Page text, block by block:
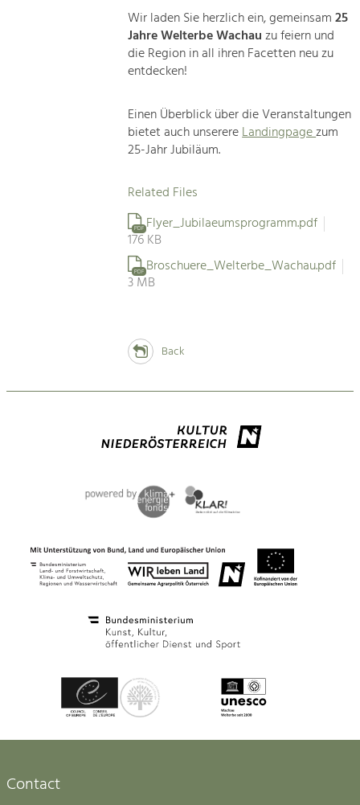
Wir laden Sie herzlich ein, gemeinsam25
Jahre Welterbe Wachauzu feiern und
die Region in all ihren Facetten neu zu
entdecken!
Einen Überblick über die Veranstaltungen
bietet auch unserereLandingpagezum
25-Jahr Jubiläum.
Related Files
PDF Flyer_Jubilaeumsprogramm.pdf
176 KB
PDF Broschuere_Welterbe_Wachau.pdf
3 MB
Back
Contact